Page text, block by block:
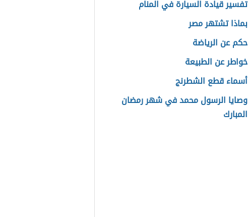
تفسير قيادة السيارة في المنام
بماذا تشتهر مصر
حكم عن الرياضة
خواطر عن الطبيعة
أسماء قطع الشطرنج
وصايا الرسول محمد في شهر رمضان
المبارك